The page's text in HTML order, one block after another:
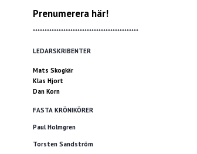
Prenumerera här!
*********************************************
LEDARSKRIBENTER
Mats Skogkär
Klas Hjort
Dan Korn
FASTA KRÖNIKÖRER
Paul Holmgren
Torsten Sandström